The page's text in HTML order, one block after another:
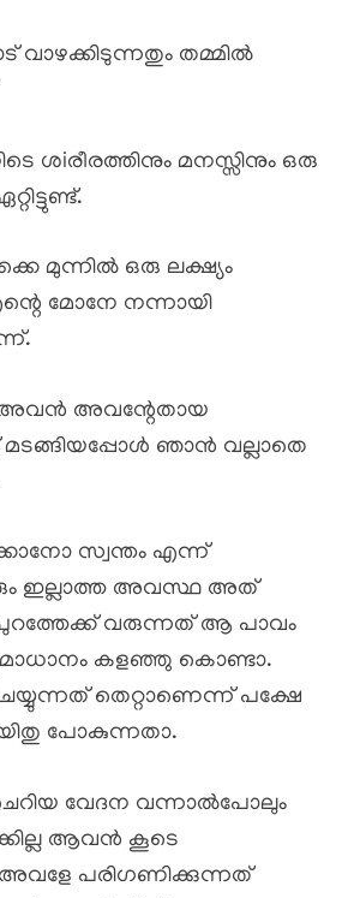
തമ്മിൽ
ശiരീരത്തിനും മനസ്സിനും ഒരു
മുന്നിൽ ഒരു ലക്ഷ്യം
മോനേ നന്നായി
അവന്റേതായ
മടങ്ങിയപ്പോൾ ഞാൻ വല്ലാതെ
സ്വന്തം എന്ന്
ഇല്ലാത്ത അവസ്ഥ അത്
വരുന്നത് ആ പാവം
കളഞ്ഞു കൊണ്ടാ.
തെറ്റാണെന്ന് പക്ഷേ
പോകുന്നതാ.
വേദന വന്നാൽപോലും
ആവൻ കൂടെ
പരിഗണിക്കുന്നത്